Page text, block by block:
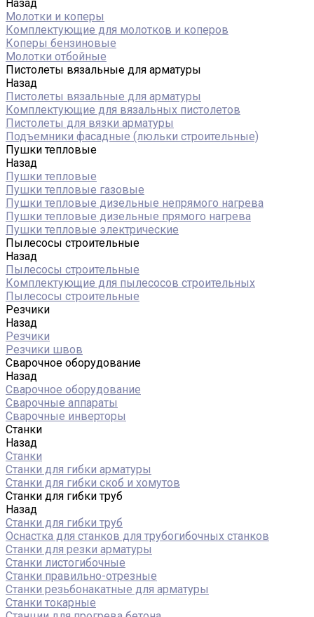
Назад
Молотки и коперы
Комплектующие для молотков и коперов
Коперы бензиновые
Молотки отбойные
Пистолеты вязальные для арматуры
Назад
Пистолеты вязальные для арматуры
Комплектующие для вязальных пистолетов
Пистолеты для вязки арматуры
Подъемники фасадные (люльки строительные)
Пушки тепловые
Назад
Пушки тепловые
Пушки тепловые газовые
Пушки тепловые дизельные непрямого нагрева
Пушки тепловые дизельные прямого нагрева
Пушки тепловые электрические
Пылесосы строительные
Назад
Пылесосы строительные
Комплектующие для пылесосов строительных
Пылесосы строительные
Резчики
Назад
Резчики
Резчики швов
Сварочное оборудование
Назад
Сварочное оборудование
Сварочные аппараты
Сварочные инверторы
Станки
Назад
Станки
Станки для гибки арматуры
Станки для гибки скоб и хомутов
Станки для гибки труб
Назад
Станки для гибки труб
Оснастка для станков для трубогибочных станков
Станки для резки арматуры
Станки листогибочные
Станки правильно-отрезные
Станки резьбонакатные для арматуры
Станки токарные